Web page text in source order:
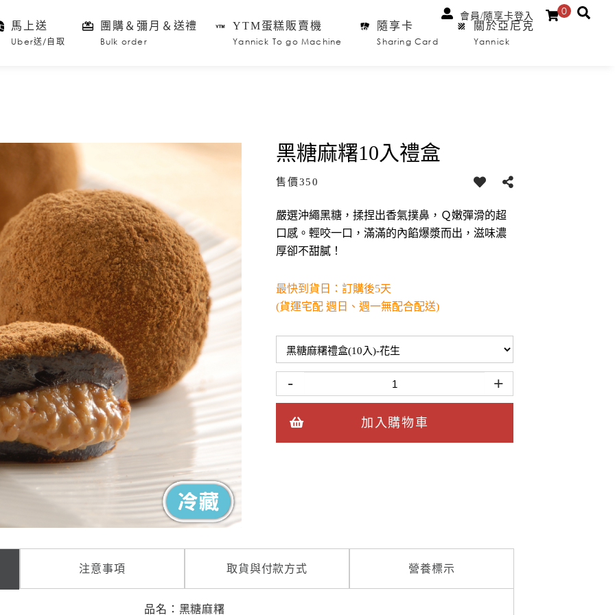
馬上送
Uber送/自取
團購＆彌月＆送禮
Bulk order
YTM蛋糕販賣機
Yannick To go Machine
隨享卡
Sharing Card
關於亞尼克
Yannick
會員/隨享卡登入 0
黑糖麻糬10入禮盒
售價350
嚴選沖繩黑糖，揉捏出香氣撲鼻，Ｑ嫩彈滑的超
口感。輕咬一口，滿滿的內餡爆漿而出，滋味濃
厚卻不甜膩！
最快到貨日：訂購後5天
(貨運宅配 週日、週一無配合配送)
- +
加入購物車
注意事項 取貨與付款方式 營養標示
品名：黑糖麻糬